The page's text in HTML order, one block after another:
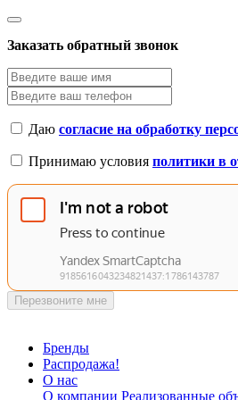
Заказать обратный звонок
Даю согласие на обработку
Принимаю условия политики в
Перезвоните мне
Бренды
Распродажа!
О нас
О компании Реализованные